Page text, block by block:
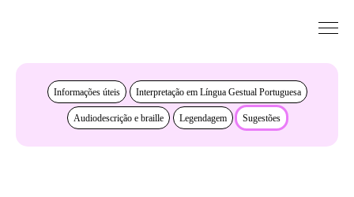
Informações úteis Interpretação em Língua Gestual Portuguesa
Audiodescrição e braille Legendagem Sugestões